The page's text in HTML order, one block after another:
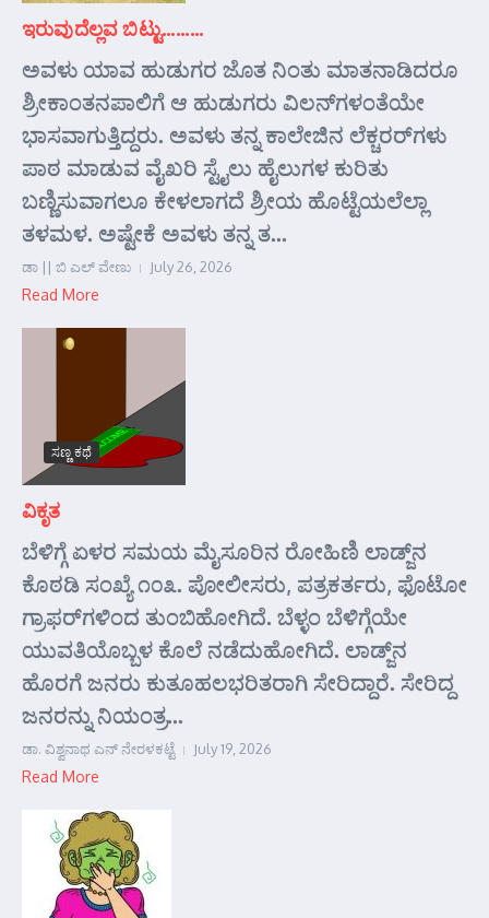
ಇರುವುದೆಲ್ಲವ ಬಿಟ್ಟು………
ಅವಳು ಯಾವ ಹುಡುಗರ ಜೊತ ನಿಂತು ಮಾತನಾಡಿದರೂ
ಶ್ರೀಕಾಂತನಪಾಲಿಗೆ ಆ ಹುಡುಗರು ವಿಲನ್‌ಗಳಂತೆಯೇ
ಭಾಸವಾಗುತ್ತಿದ್ದರು. ಅವಳು ತನ್ನ ಕಾಲೇಜಿನ ಲೆಕ್ಚರರ್‌ಗಳು
ಪಾಠ ಮಾಡುವ ವೈಖರಿ ಸ್ಟೈಲು ಹೈಲುಗಳ ಕುರಿತು
ಬಣ್ಣಿಸುವಾಗಲೂ ಕೇಳಲಾಗದೆ ಶ್ರೀಯ ಹೊಟ್ಟೆಯಲೆಲ್ಲಾ
ತಳಮಳ. ಅಷ್ಟೇಕೆ ಅವಳು ತನ್ನ ತ...
ಡಾ || ಬಿ ಎಲ್ ವೇಣು July 26, 2026
Read More
ಸಣ್ಣ ಕಥೆ
ವಿಕೃತ
ಬೆಳಿಗ್ಗೆ ಏಳರ ಸಮಯ ಮೈಸೂರಿನ ರೋಹಿಣಿ ಲಾಡ್ಜ್‌ನ
ಕೊಠಡಿ ಸಂಖ್ಯೆ ೧೦೩. ಪೋಲೀಸರು, ಪತ್ರಕರ್ತರು, ಫೊಟೋ
ಗ್ರಾಫರ್‌ಗಳಿಂದ ತುಂಬಿಹೋಗಿದೆ. ಬೆಳ್ಳಂ ಬೆಳಿಗ್ಗೆಯೇ
ಯುವತಿಯೊಬ್ಬಳ ಕೊಲೆ ನಡೆದುಹೋಗಿದೆ. ಲಾಡ್ಜ್‌ನ
ಹೊರಗೆ ಜನರು ಕುತೂಹಲಭರಿತರಾಗಿ ಸೇರಿದ್ದಾರೆ. ಸೇರಿದ್ದ
ಜನರನ್ನು ನಿಯಂತ್ರ...
ಡಾ. ವಿಶ್ವನಾಥ ಎನ್ ನೇರಳಕಟ್ಟೆ July 19, 2026
Read More